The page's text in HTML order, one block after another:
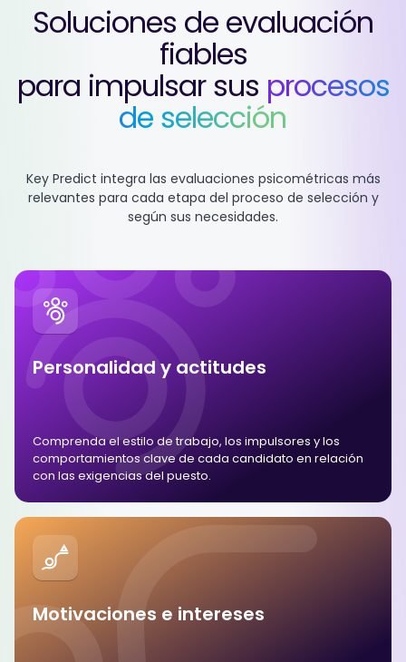
Soluciones de evaluación
fiables
para impulsar sus procesos
de selección
Key Predict integra las evaluaciones psicométricas más
relevantes para cada etapa del proceso de selección y
según sus necesidades.
Personalidad y actitudes
Comprenda el estilo de trabajo, los impulsores y los
comportamientos clave de cada candidato en relación
con las exigencias del puesto.
Motivaciones e intereses